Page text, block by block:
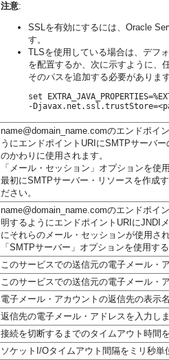
注意:
SSLを有効にするには、Oracle
す。
TLSを使用している場合は、デフ
を配置するか、次に示すように、
そのパスを追加する必要がありま
set
name@domain_name.comのエンドポイ
うにエンドポイントURIにSMTPサーバ
のかわりに使用されます。
「メール・セッション」オプションを
最初にSMTPサーバー・リソースを作成
ださい。
name@domain_name.comのエンドポイ
明するようにエンドポイントURIにJNDI
にそれらのメール・セッションが使用さ
「SMTPサーバー」オプションを使用す
このサービスでの送信元の電子メール・
このサービスでの送信元の電子メール・
電子メール・アカウントの返信先の表示
返信先の電子メール・アドレスを入力し
接続を切断するまでのタイムアウト時間
ソケットI/Oタイムアウト間隔をミリ秒